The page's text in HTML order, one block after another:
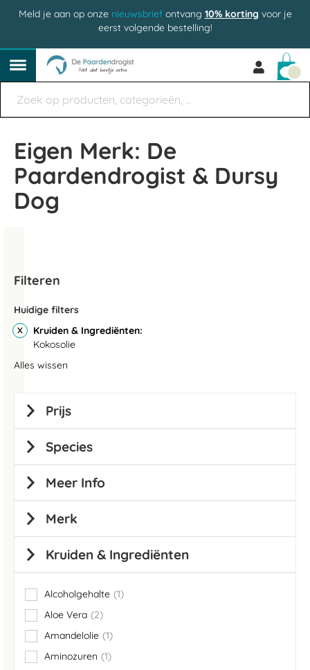
Meld je aan op onze nieuwsbriefontvang 10% korting voor je
eerst volgende bestelling!
Eigen Merk: De
Paardendrogist & Dursy
Dog
Filteren
Huidige filters
Kruiden & Ingrediënten
Kokosolie
Alles wissen
Prijs
Species
Meer Info
Merk
Kruiden & Ingrediënten
Alcoholgehalte 1
item
Aloe Vera
2
items
Amandelolie 1
item
Aminozuren
1
item